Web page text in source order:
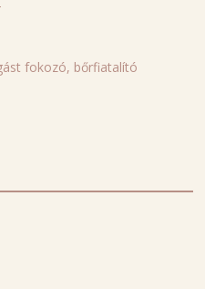
fokozó, bőrfiatalító